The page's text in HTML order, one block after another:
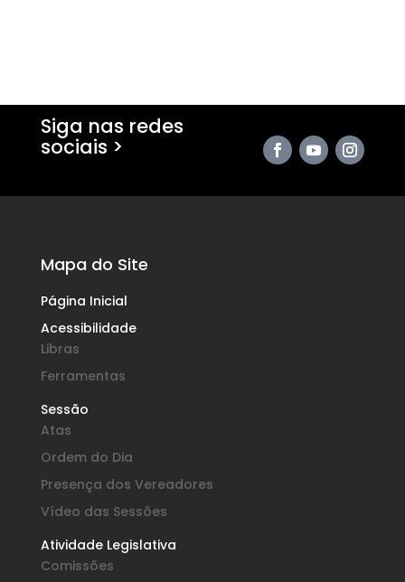
Siga nas redes
sociais >
Mapa do Site
Página Inicial
Acessibilidade
Libras
Ferramentas
Sessão
Atas
Ordem do Dia
Presença dos Vereadores
Vídeo das Sessões
Atividade Legislativa
Comissões